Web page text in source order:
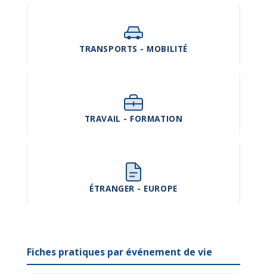
TRANSPORTS - MOBILITÉ
TRAVAIL - FORMATION
ÉTRANGER - EUROPE
Fiches pratiques par événement de vie